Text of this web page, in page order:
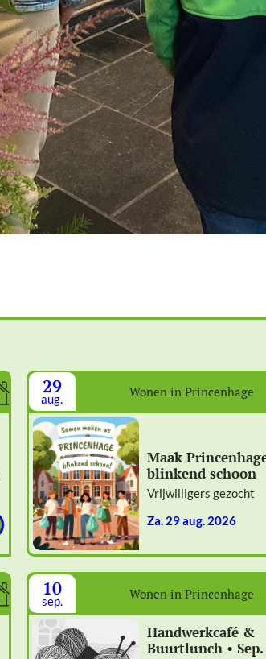
29
aug. Wonen in Princenhage
Maak
blinkend schoon
Vrijwilligers gezocht
za. 29 aug. 2026
10
sep. Wonen in Princenhage
Handwerkcafé &
Buurtlunch • Sep.